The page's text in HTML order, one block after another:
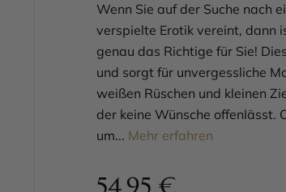
Wenn Sie auf der Suche nach
verspielte Erotik vereint, dann
genau das Richtige für Sie!
und sorgt für unvergessliche
weißen Rüschen und kleinen
der keine Wünsche offenlässt.
um... Mehr erfahren
54,95 €